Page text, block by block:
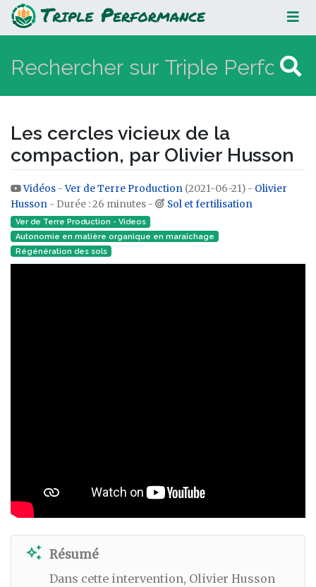
Les cercles vicieux de la
compaction, par Olivier Husson
Les cercles vicieux de la
compaction, par Olivier Husson
Aller à :navigation,rechercher
Vidéos -Ver de Terre Production (2021-06-21) - Olivier
Husson - Durée : 26 minutes - Sol et fertilisation
Ver de Terre Production - Videos
Autonomie en matière organique en maraîchage
Régénération des sols
auto_awesome Résumé
Dans cette intervention, Olivier Husson